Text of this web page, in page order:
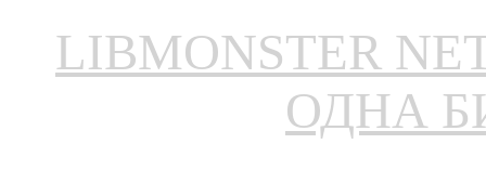
LIBMONSTER
ОДНА